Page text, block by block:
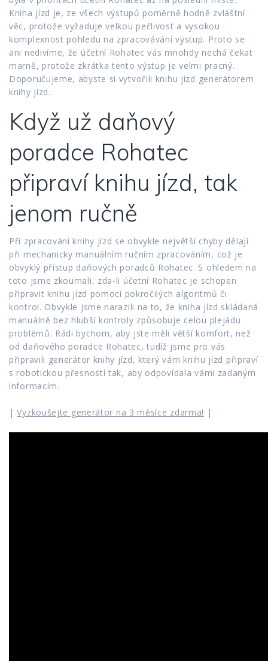
Kniha jízd je, ze všech výstupů poměrně hodně zvláštní
věc, protože vyžaduje velkou pečlivost a vysokou
komplexnost pohledu na zpracovávání výstup. Proto se
ani nedivíme, že účetní Rohatec vás mnohdy nechá čekat
marně, protože zkrátka tento výstup je velmi pracný.
Doporučujeme, abyste si vytvořili knihu jízd generátorem
knihy jízd.
Když už daňový
poradce Rohatec
připraví knihu jízd, tak
jenom ručně
Při zpracování knihy jízd se obvykle největší chyby dělají
při mechanicky manuálním ručním zpracováním, což je
obvyklý přístup daňových poradců Rohatec. S ohledem na
toto jsme zkoumali, zda-li účetní Rohatec je schopen
připravit knihu jízd pomocí pokročilých algoritmů či
kontrol. Obvykle jsme narazili na to, že kniha jízd skládaná
manuálně bez hlubší kontroly způsobuje celou plejádu
problémů. Rádi bychom, aby jste měli větší komfort, než
od daňového poradce Rohatec, tudíž jsme pro vás
připravili generátor knihy jízd, který vám knihu jízd připraví
s robotickou přesností tak, aby odpovídala vámi zadaným
informacím.
|Vyzkoušejte generátor na 3 měsíce zdarma! |